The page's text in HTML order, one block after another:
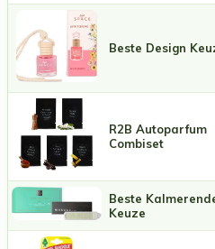
Beste Design
R2B Autoparfum
Combiset
Beste
Keuze